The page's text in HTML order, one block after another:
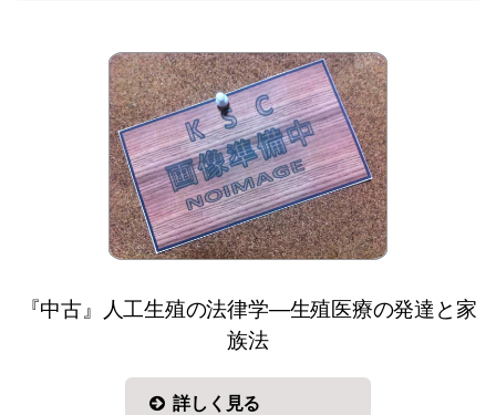
『中古』人工生殖の法律学—生殖医療の発達と家
族法
詳しく見る